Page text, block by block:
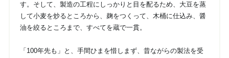
す。そして、製造の工程にしっかりと目を配るため、大豆を蒸
して小麦を炒るところから、麹をつくって、木桶に仕込み、醤
油を絞るところまで、すべてを蔵で一貫。
「100年先も」と、手間ひまを惜しまず、昔ながらの製法を受